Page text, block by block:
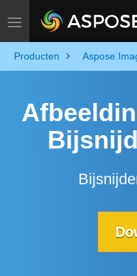
Toggle navigation
Producten